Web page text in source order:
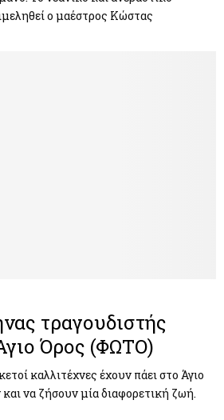
ο μαέστρος Κώστας
τραγουδιστής
Όρος (ΦΩΤΟ)
καλλιτέχνες έχουν πάει στο Άγιο
να ζήσουν μία διαφορετική ζωή.